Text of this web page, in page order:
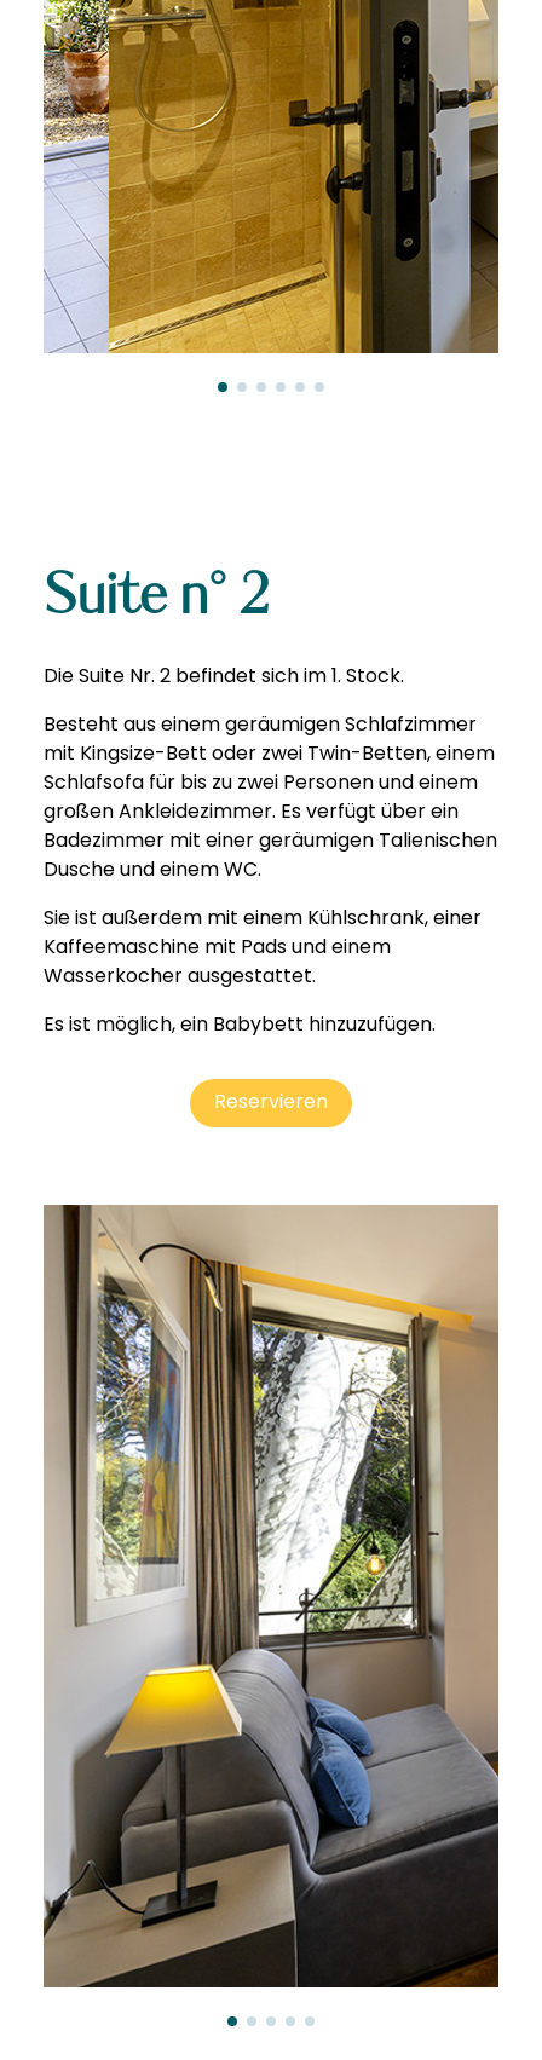
Suite n° 2
Die Suite Nr. 2 befindet sich im 1. Stock.
Besteht aus einem geräumigen Schlafzimmer
mit Kingsize-Bett oder zwei Twin-Betten, einem
Schlafsofa für bis zu zwei Personen und einem
großen Ankleidezimmer. Es verfügt über ein
Badezimmer mit einer geräumigen Talienischen
Dusche und einem WC.
Sie ist außerdem mit einem Kühlschrank, einer
Kaffeemaschine mit Pads und einem
Wasserkocher ausgestattet.
Es ist möglich, ein Babybett hinzuzufügen.
Reservieren